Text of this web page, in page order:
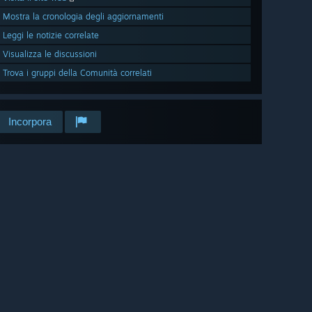
Mostra la cronologia degli aggiornamenti
Leggi le notizie correlate
Visualizza le discussioni
Trova i gruppi della Comunità correlati
Incorpora